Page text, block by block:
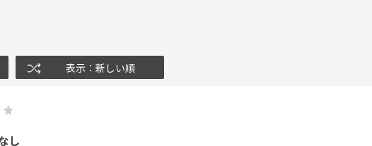
表示：新しい順
し